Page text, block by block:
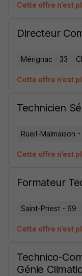
Cette offre n’est
Directeur
Mérignac - 33
Cette offre n’est
Technicien
Rueil-Malmaison -
Cette offre n’est
Formateur
Saint-Priest - 69
Cette offre n’est
Technico-
Génie